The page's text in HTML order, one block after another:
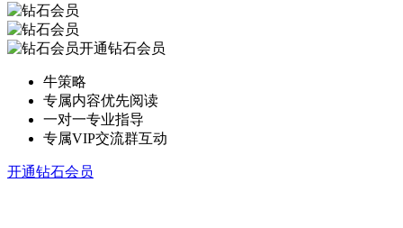
开通钻石会员
牛策略
专属内容优先阅读
一对一专业指导
专属VIP交流群互动
开通钻石会员